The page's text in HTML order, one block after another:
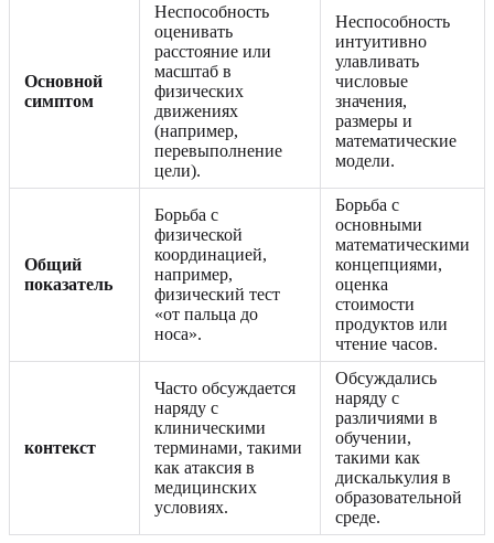
Основной
симптом
Неспособность
оценивать
расстояние или
масштаб в
физических
движениях
(например,
перевыполнение
цели).
Неспособность
интуитивно
улавливать
числовые
значения,
размеры и
математические
модели.
Общий
показатель
Борьба с
физической
координацией,
например,
физический тест
«от пальца до
носа».
Борьба с
основными
математическими
концепциями,
оценка
стоимости
продуктов или
чтение часов.
контекст
Часто обсуждается
наряду с
клиническими
терминами, такими
как атаксия в
медицинских
условиях.
Обсуждались
наряду с
различиями в
обучении,
такими как
дискалькулия в
образовательной
среде.